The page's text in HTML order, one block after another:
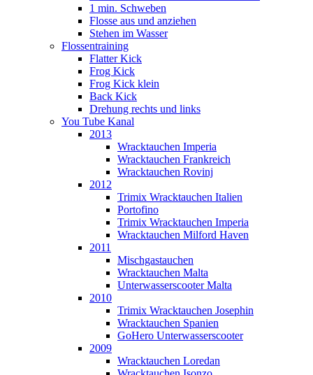
1 min. Schweben
Flosse aus und anziehen
Stehen im Wasser
Flossentraining
Flatter Kick
Frog Kick
Frog Kick klein
Back Kick
Drehung rechts und links
You Tube Kanal
2013
Wracktauchen Imperia
Wracktauchen Frankreich
Wracktauchen Rovinj
2012
Trimix Wracktauchen Italien
Portofino
Trimix Wracktauchen Imperia
Wracktauchen Milford Haven
2011
Mischgastauchen
Wracktauchen Malta
Unterwasserscooter Malta
2010
Trimix Wracktauchen Josephin
Wracktauchen Spanien
GoHero Unterwasserscooter
2009
Wracktauchen Loredan